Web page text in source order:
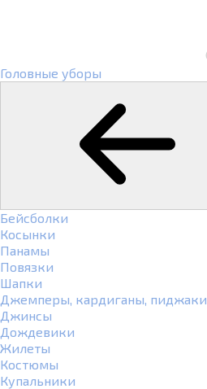
Головные уборы
Бейсболки
Косынки
Панамы
Повязки
Шапки
Джемперы, кардиганы, пиджаки
Джинсы
Дождевики
Жилеты
Костюмы
Купальники